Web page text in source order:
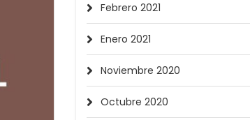
Febrero 2021
Enero 2021
Noviembre 2020
Octubre 2020